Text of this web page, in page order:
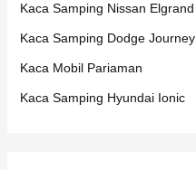
Kaca Samping Nissan Elgrand
Kaca Samping Dodge Journey
Kaca Mobil Pariaman
Kaca Samping Hyundai Ionic